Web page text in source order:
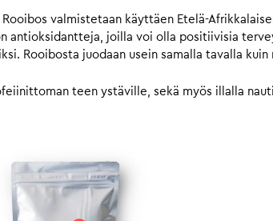
valmistetaan käyttäen Etelä-
antioksidantteja, joilla voi olla positiivisia
Rooibosta juodaan usein samalla tavalla
teen ystäville, sekä myös illalla